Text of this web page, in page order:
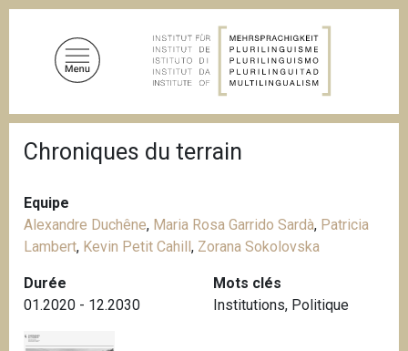
i
'
A
r
i
n
Chroniques du terrain
Equipe
Alexandre Duchêne, Maria Rosa Garrido Sardà, Patricia
Lambert, Kevin Petit Cahill , Zorana Sokolovska
Durée
01.2020 - 12.2030
Mots clés
Institutions, Politique